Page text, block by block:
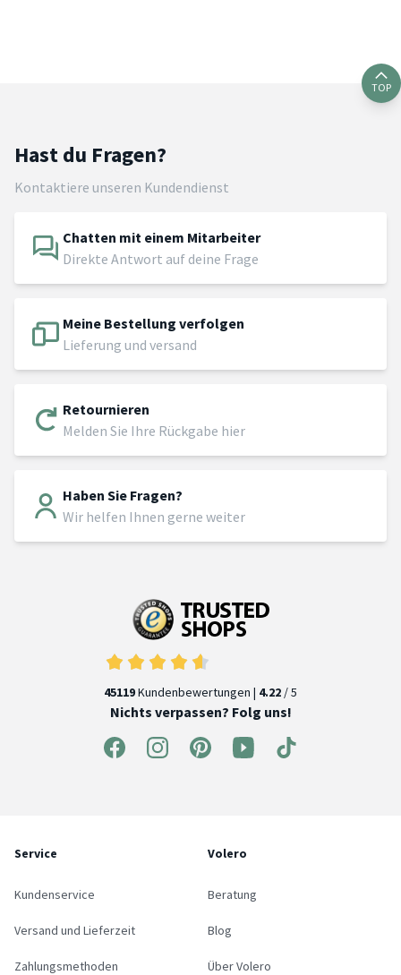
TOP
Hast du Fragen?
Kontaktiere unseren Kundendienst
Chatten mit einem Mitarbeiter
Direkte Antwort auf deine Frage
Meine Bestellung verfolgen
Lieferung und versand
Retournieren
Melden Sie Ihre Rückgabe hier
Haben Sie Fragen?
Wir helfen Ihnen gerne weiter
45119Kundenbewertungen | 4.22 / 5
Nichts verpassen? Folg uns!
Service
Kundenservice
Versand und Lieferzeit
Zahlungsmethoden
Volero
Beratung
Blog
Über Volero